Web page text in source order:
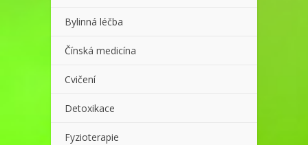
Bylinná léčba
Čínská medicína
Cvičení
Detoxikace
Fyzioterapie